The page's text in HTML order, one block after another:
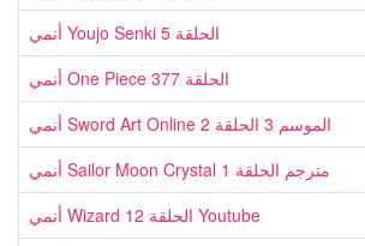
أنمي Youjo Senki الحلقة 5
أنمي One Piece الحلقة 377
أنمي Sword Art Online الموسم 3 الحلقة 2
أنمي Sailor Moon Crystal مترجم الحلقة 1
أنمي Wizard الحلقة 12 Youtube